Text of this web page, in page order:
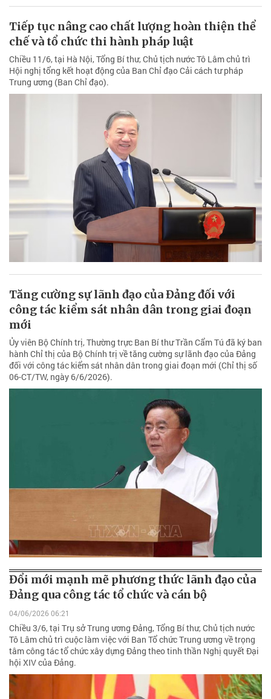
Tiếp tục nâng cao chất lượng hoàn thiện thể
chế và tổ chức thi hành pháp luật
Chiều 11/6, tại Hà Nội, Tổng Bí thư, Chủ tịch nước Tô Lâm chủ trì
Hội nghị tổng kết hoạt động của Ban Chỉ đạo Cải cách tư pháp
Trung ương (Ban Chỉ đạo).
Tăng cường sự lãnh đạo của Đảng đối với
công tác kiểm sát nhân dân trong giai đoạn
mới
Ủy viên Bộ Chính trị, Thường trực Ban Bí thư Trần Cẩm Tú đã ký ban
hành Chỉ thị của Bộ Chính trị về tăng cường sự lãnh đạo của Đảng
đối với công tác kiểm sát nhân dân trong giai đoạn mới (Chỉ thị số
06-CT/TW, ngày 6/6/2026).
Đổi mới mạnh mẽ phương thức lãnh đạo của
Đảng qua công tác tổ chức và cán bộ
04/06/2026 06:21
Chiều 3/6, tại Trụ sở Trung ương Đảng, Tổng Bí thư, Chủ tịch nước
Tô Lâm chủ trì cuộc làm việc với Ban Tổ chức Trung ương về trọng
tâm công tác tổ chức xây dựng Đảng theo tinh thần Nghị quyết Đại
hội XIV của Đảng.